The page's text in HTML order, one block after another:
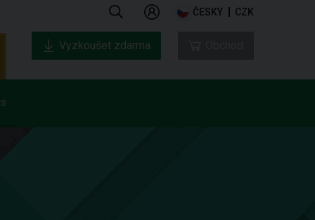
ČESKY CZK
Vyzkoušet zdarma